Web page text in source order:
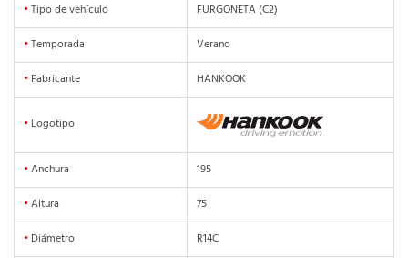
•Tipo de vehículo
FURGONETA (C2)
•Temporada
Verano
• Fabricante HANKOOK
• Logotipo
•Anchura
195
•Altura
75
• Diámetro
R14C